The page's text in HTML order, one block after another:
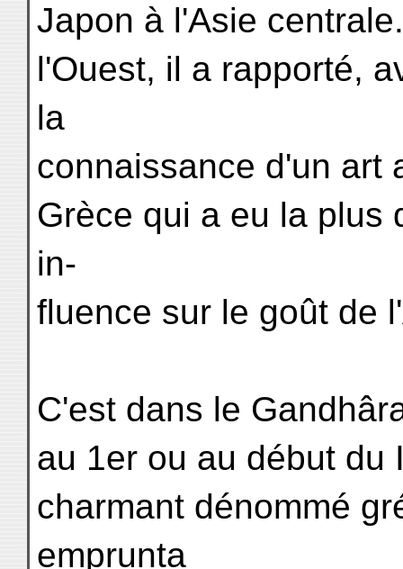
Japon à l'Asie
l'Ouest, il a rapporté,
la
connaissance d'un art
Grèce qui a eu la plus
in-
fluence sur le goût de
C'est dans le
au 1er ou au début du
charmant dénommé
emprunta